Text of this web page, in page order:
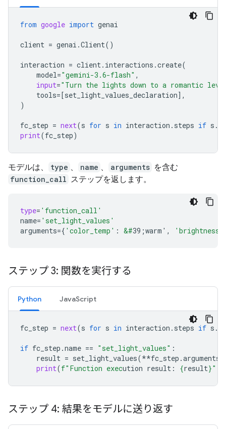
from google import genai
client = genai .Client()
interaction = client. interactions .create(
model="gemini-3.6-flash" ,
input="Turn the lights down to a romantic
tools= [set_light_values_declaration],
)
fc_step = next(s for s in interaction . steps if s .
print(fc_step)
モデルは、 type 、 name 、 arguments を含む
function_call ステップを返します。
type= 'function_call'
name= 'set_light_values'
arguments={ 'color_temp' : &#39;warm' , 'brightness'
ステップ 3: 関数を実行する
Python JavaScript
fc_step = next(s for s in interaction . steps if s .
if fc_step .name == "set_light_values" :
result = set_light_values(**fc_step .arguments
print(f"Function execution result: {result}"
ステップ 4: 結果をモデルに送り返す